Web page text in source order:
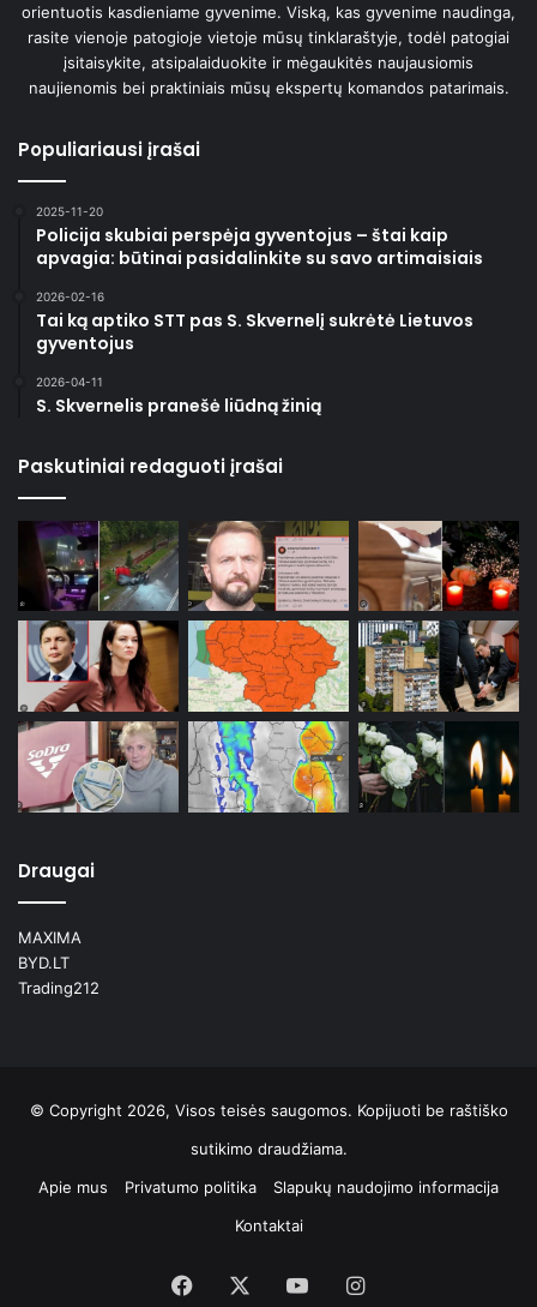
orientuotis kasdieniame gyvenime. Viską, kas gyvenime naudinga,
rasite vienoje patogioje vietoje mūsų tinklaraštyje, todėl patogiai
įsitaisykite, atsipalaiduokite ir mėgaukitės naujausiomis
naujienomis bei praktiniais mūsų ekspertų komandos patarimais.
Populiariausi įrašai
2025-11-20
Policija skubiai perspėja gyventojus – štai kaip
apvagia: būtinai pasidalinkite su savo artimaisiais
2026-02-16
Tai ką aptiko STT pas S. Skvernelį sukrėtė Lietuvos
gyventojus
2026-04-11
S. Skvernelis pranešė liūdną žinią
Paskutiniai redaguoti įrašai
Draugai
MAXIMA
BYD.LT
Trading212
© Copyright 2026, Visos teisės saugomos. Kopijuoti be raštiško
sutikimo draudžiama.
Apie mus
Privatumo politika
Slapukų naudojimo informacija
Kontaktai
Facebook YouTubeInstagram